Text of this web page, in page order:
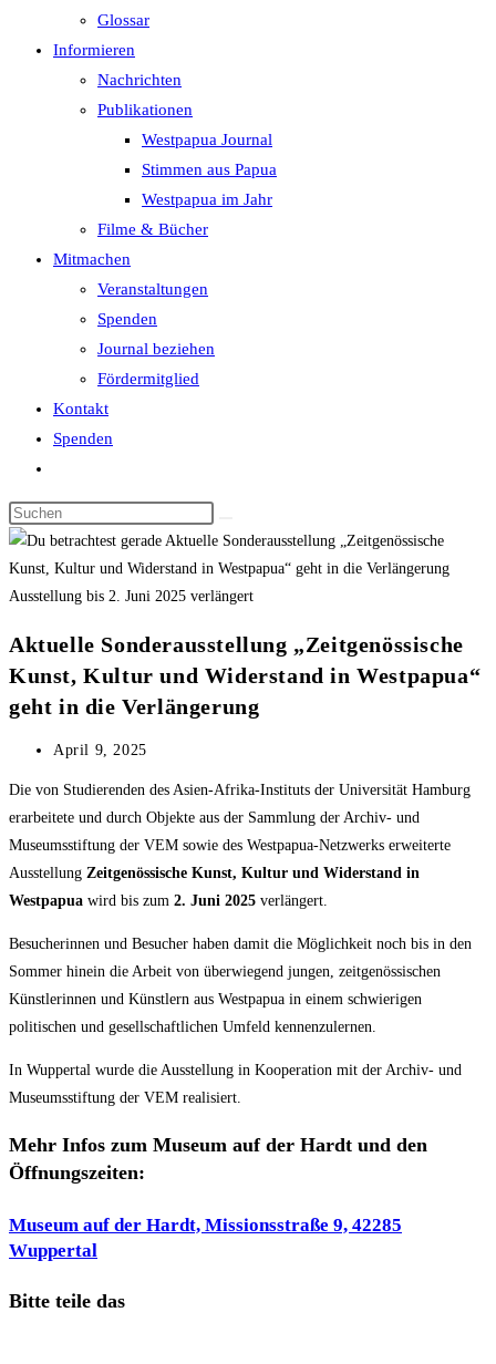
Glossar
Informieren
Nachrichten
Publikationen
Westpapua Journal
Stimmen aus Papua
Westpapua im Jahr
Filme & Bücher
Mitmachen
Veranstaltungen
Spenden
Journal beziehen
Fördermitglied
Kontakt
Spenden
umschalten
Diese
Website
durchsuchen
Ausstellung bis 2. Juni 2025 verlängert
Aktuelle Sonderausstellung „Zeitgenössische
Kunst, Kultur und Widerstand in Westpapua“
geht in die Verlängerung
Beitrag
April 9, 2025
Die von Studierenden des Asien-Afrika-Instituts der Universität Hamburg
erarbeitete und durch Objekte aus der Sammlung der Archiv- und
Museumsstiftung der VEM sowie des Westpapua-Netzwerks erweiterte
Ausstellung Zeitgenössische Kunst, Kultur und Widerstand in
Westpapua wird bis zum 2. Juni 2025 verlängert.
Besucherinnen und Besucher haben damit die Möglichkeit noch bis in den
Sommer hinein die Arbeit von überwiegend jungen, zeitgenössischen
Künstlerinnen und Künstlern aus Westpapua in einem schwierigen
politischen und gesellschaftlichen Umfeld kennenzulernen.
In Wuppertal wurde die Ausstellung in Kooperation mit der Archiv- und
Museumsstiftung der VEM realisiert.
Mehr Infos zum Museum auf der Hardt und den
Öffnungszeiten:
Museum auf der Hardt, Missionsstraße 9, 42285
Wuppertal
Bitte teile dasDiesen